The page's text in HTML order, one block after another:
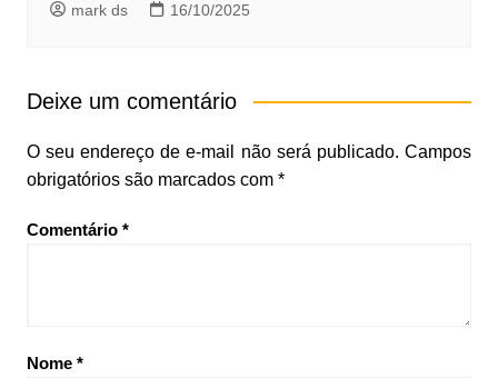
mark ds 16/10/2025
Deixe um comentário
O seu endereço de e-mail não será publicado. Campos
obrigatórios são marcados com *
Comentário *
Nome *